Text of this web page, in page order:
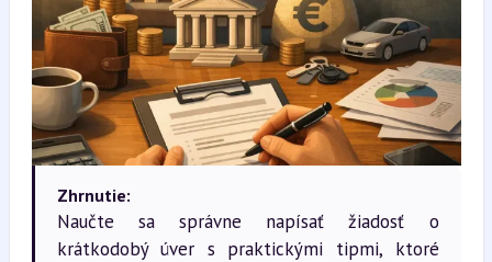
Zhrnutie:
Naučte sa správne napísať žiadosť o
krátkodobý úver s praktickými tipmi, ktoré